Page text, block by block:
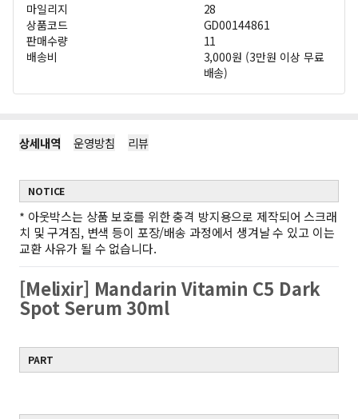
마일리지
28
상품코드
GD00144861
판매수량
11
배송비
3,000원 (3만원 이상 무료
배송)
상세내역 운영방침 리뷰
NOTICE
* 아웃박스는 상품 보호를 위한 충격 방지용으로 제작되어 스크래
치 및 구겨짐, 변색 등이 포장/배송 과정에서 생겨날 수 있고 이는
교환 사유가 될 수 없습니다.
[Melixir] Mandarin Vitamin C5 Dark
Spot Serum 30ml
PART